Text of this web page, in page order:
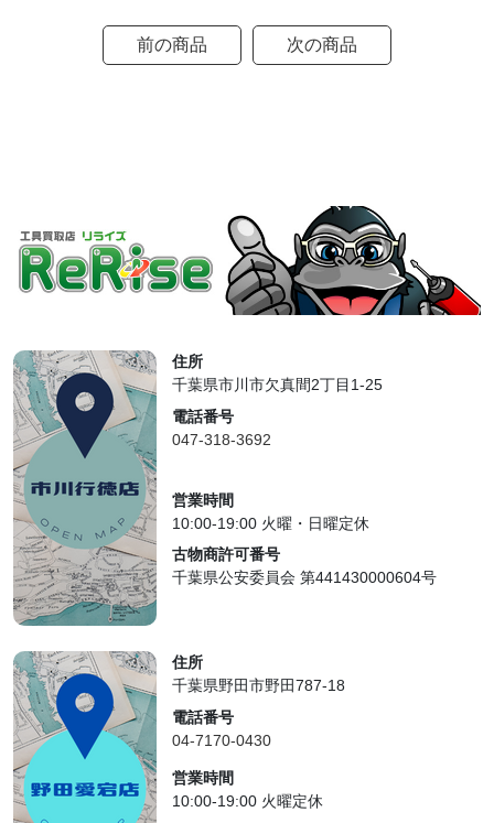
前の商品 次の商品
住所
千葉県市川市欠真間2丁目1-25
電話番号
047-318-3692
営業時間
10:00-19:00 火曜・日曜定休
古物商許可番号
千葉県公安委員会 第441430000604号
住所
千葉県野田市野田787-18
電話番号
04-7170-0430
営業時間
10:00-19:00 火曜定休